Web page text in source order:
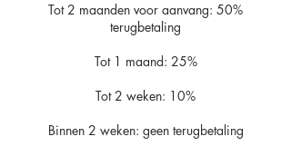
Tot 2 maanden voor aanvang: 50%
terugbetaling
Tot 1 maand: 25%
Tot 2 weken: 10%
Binnen 2 weken: geen terugbetaling